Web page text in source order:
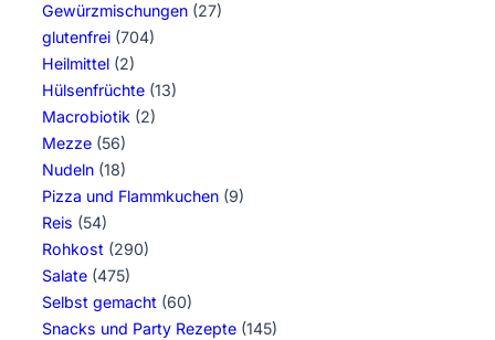
Gewürzmischungen (27)
glutenfrei (704)
Heilmittel (2)
Hülsenfrüchte (13)
Macrobiotik (2)
Mezze (56)
Nudeln (18)
Pizza und Flammkuchen (9)
Reis (54)
Rohkost (290)
Salate (475)
Selbst gemacht (60)
Snacks und Party Rezepte (145)